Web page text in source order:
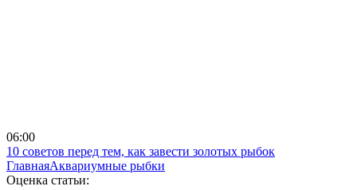
06:00
10 советов перед тем, как завести золотых рыбок
ГлавнаяАквариумные рыбки
Оценка статьи: